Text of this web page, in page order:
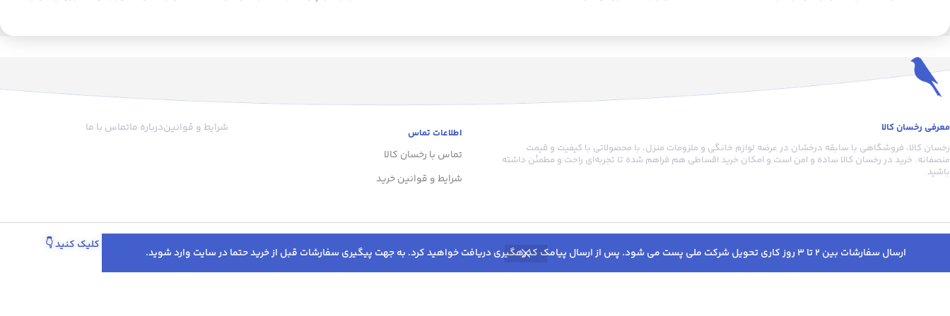
ارسال سفارشات بین 2 تا 3 روز کاری تحویل شرکت ملی پست می شود. پس از ارسال پیامک کدرهگیری دریافت خواهید کرد. به جهت پیگیری سفارشات قبل از خرید حتما در سایت وارد شوید.
برند افرا یکی از تولیدکنندگانی است که
توانسته در طول فعالیت خود،
مصرف‌کنندگان بسیاری را جلب کند. این
و لطیف، پتوی کودک، شمد، کاور
روانه‌ی بازار کرده است. برخی از
محصولات افرا دولایه هستند و
دوخته‌شده از آلیاف آکریلیک است و با
ابعاد 180 × 140 سانتی‌متری‌اش برای
که دنبال رنگ‌های خاصی هستند
ابعاد 220 ×180 سانتی‌گراد تمام تخت
شما را می‌پوشاند. این محصول از جنس
بستری گرم و راحت را برایتان به ‌ارمغان
می‌آورند.
این پتو با وزن سبک و حجم کمی که
دارد، به راحتی قابل حمل است و برای
استفاده در هر فصلی مناسب است.
دلپذیر از گرما و آرامش را در طول
سفرهای شما فراهم می‌کند. این پتو به
امروزی که نسبت به اتاق‌های خانه‌های
قدیمی، معمولا فضای کمتری برای لوازم
و وسایل مختلف دارند؛ انتخاب پتوی
زیبا که نمای بهتری به تخت شما بدهد
می‌دهد تا آن را در مسافرت نیز همراه
خود داشته باشیم. می‌توانید این پتوی
کم‌حجم و سبک را داخل چمدان یا
معرفی رخسان کالا
رخسان کالا، فروشگاهی با سابقه درخشان در عرضه لوازم خانگی و ملزومات منزل، با محصولاتی با کیفیت و قیمت
منصفانه. خرید در رخسان کالا ساده و امن است و امکان خرید اقساطی هم فراهم شده تا تجربه‌ای راحت و مطمئن داشته
باشید.
اطلاعات تماس
تماس با رخسان کالا
شرایط و قوانین خرید
شرایط و قوانیندرباره ماتماس با ما
پیگیری سفارش از طریق واتساپ کلیک کنید👇